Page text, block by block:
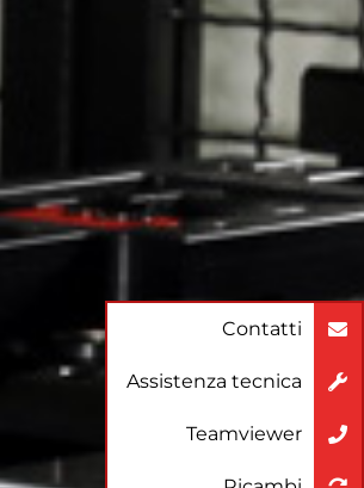
Contatti
Assistenza tecnica
Teamviewer